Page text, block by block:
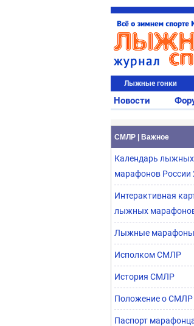
Лыжные гонки
Новости
СМЛР | Важное
Календарь лыжных
марафонов России
Интерактивная
лыжных
Лыжные марафоны
Исполком СМЛР
История СМЛР
Положение о СМЛР
Паспорт